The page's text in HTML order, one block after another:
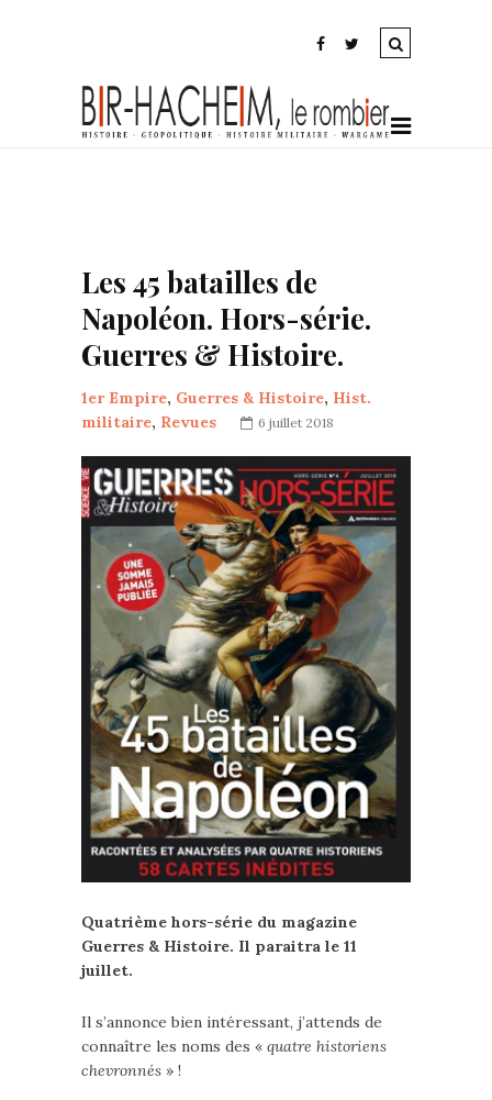
Les 45 batailles de
Napoléon. Hors-série.
Guerres & Histoire.
1er Empire, Guerres & Histoire, Hist.
militaire, Revues 6 juillet 2018
Quatrième hors-série du magazine
Guerres & Histoire. Il paraitra le 11
juillet.
Il s’annonce bien intéressant, j’attends de
connaître les noms des « quatre historiens
chevronnés » !